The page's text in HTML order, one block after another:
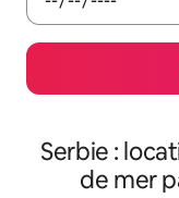
Serbie :
de mer